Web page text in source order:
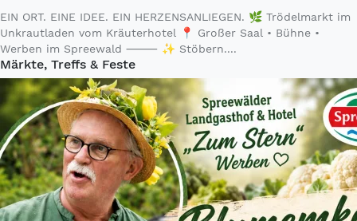
EIN ORT. EINE IDEE. EIN HERZENSANLIEGEN. 🌿 Trödelmarkt im
Unkrautladen vom Kräuterhotel 📍 Großer Saal • Bühne •
Werben im Spreewald ⸻ ✨ Stöbern....
Märkte, Treffs & Feste